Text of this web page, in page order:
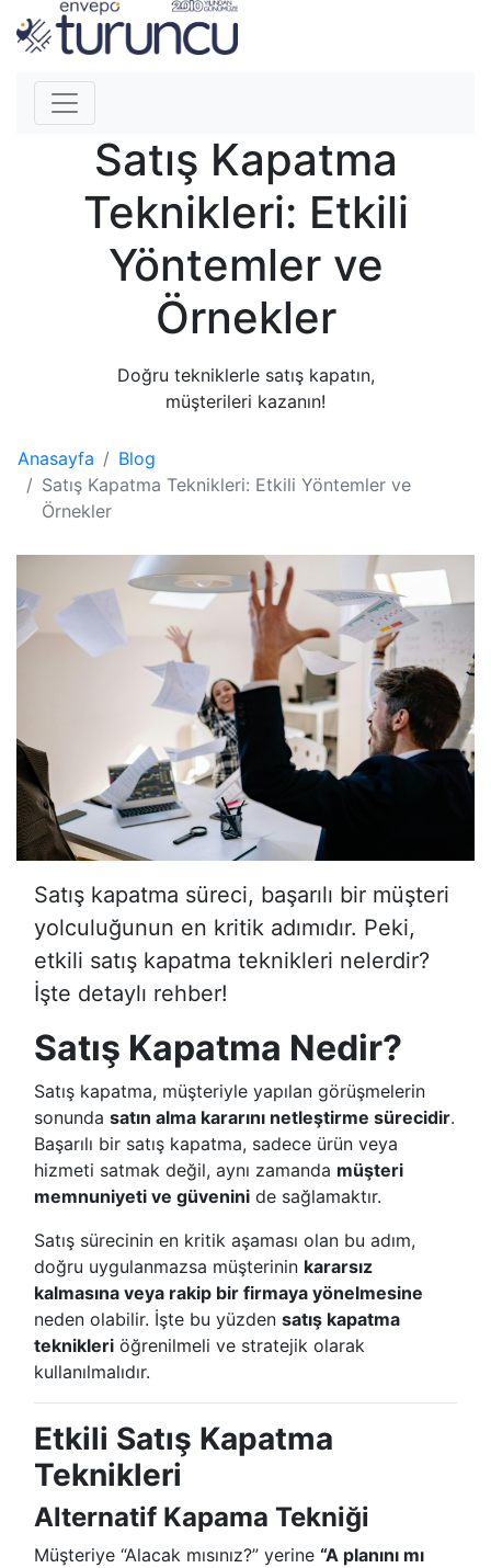
Satış Kapatma
Teknikleri: Etkili
Yöntemler ve
Örnekler
Doğru tekniklerle satış kapatın,
müşterileri kazanın!
Anasayfa
Blog
Satış Kapatma Teknikleri: Etkili Yöntemler ve
Örnekler
Satış kapatma süreci, başarılı bir müşteri
yolculuğunun en kritik adımıdır. Peki,
etkili satış kapatma teknikleri nelerdir?
İşte detaylı rehber!
Satış Kapatma Nedir?
Satış kapatma, müşteriyle yapılan görüşmelerin
sonunda satın alma kararını netleştirme sürecidir.
Başarılı bir satış kapatma, sadece ürün veya
hizmeti satmak değil, aynı zamanda müşteri
memnuniyeti ve güvenini de sağlamaktır.
Satış sürecinin en kritik aşaması olan bu adım,
doğru uygulanmazsa müşterinin kararsız
kalmasına veya rakip bir firmaya yönelmesine
neden olabilir. İşte bu yüzden satış kapatma
teknikleri öğrenilmeli ve stratejik olarak
kullanılmalıdır.
Etkili Satış Kapatma
Teknikleri
Alternatif Kapama Tekniği
Müşteriye “Alacak mısınız?” yerine “A planını mı